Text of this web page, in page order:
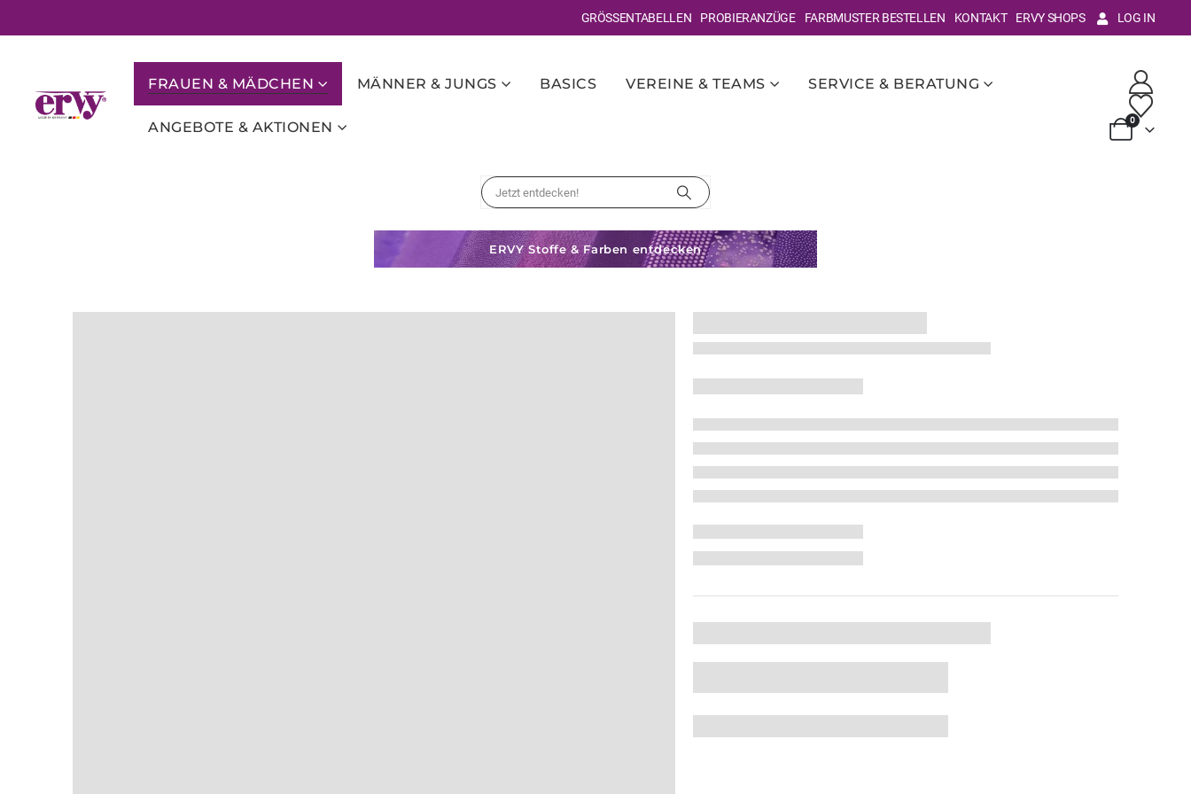
GRÖSSENTABELLEN PROBIERANZÜGE FARBMUSTER BESTELLEN KONTAKT ERVY SHOPS LOG IN
FRAUEN & MÄDCHEN MÄNNER & JUNGS BASICS VEREINE & TEAMS SERVICE & BERATUNG
ANGEBOTE & AKTIONEN 0
ERVY Stoffe & Farben entdecken